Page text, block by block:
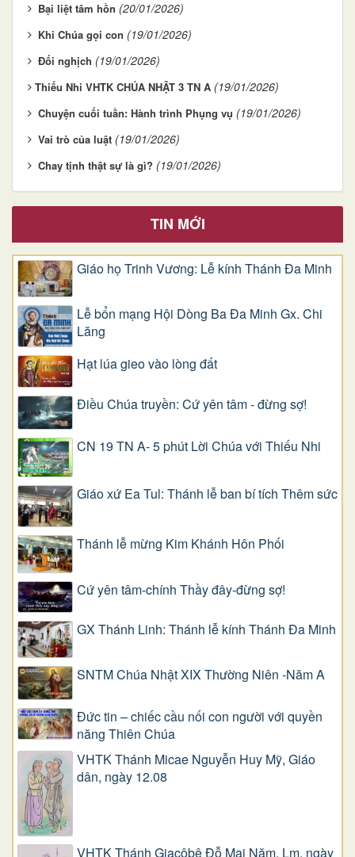
Bại liệt tâm hồn (20/01/2026)
Khi Chúa gọi con (19/01/2026)
Đối nghịch (19/01/2026)
​​​​​​​Thiếu Nhi VHTK CHÚA NHẬT 3 TN A (19/01/2026)
Chuyện cuối tuần: Hành trình Phụng vụ (19/01/2026)
Vai trò của luật (19/01/2026)
Chay tịnh thật sự là gì? (19/01/2026)
TIN MỚI
Giáo họ Trinh Vương: Lễ kính Thánh Đa Minh
Lễ bổn mạng Hội Dòng Ba Đa Minh Gx. Chi
Lăng
Hạt lúa gieo vào lòng đất
Điều Chúa truyền: Cứ yên tâm - đừng sợ!
CN 19 TN A- 5 phút Lời Chúa với Thiếu Nhi
Giáo xứ Ea Tul: Thánh lễ ban bí tích Thêm sức
Thánh lễ mừng Kim Khánh Hôn Phối
Cứ yên tâm-chính Thầy đây-đừng sợ!
GX Thánh Linh: Thánh lễ kính Thánh Đa Minh
SNTM Chúa Nhật XIX Thường Niên -Năm A
Đức tin – chiếc cầu nối con người với quyền
năng Thiên Chúa
VHTK Thánh Micae Nguyễn Huy Mỹ, Giáo
dân, ngày 12.08
VHTK Thánh Giacôbê Ðỗ Mai Năm, Lm, ngày